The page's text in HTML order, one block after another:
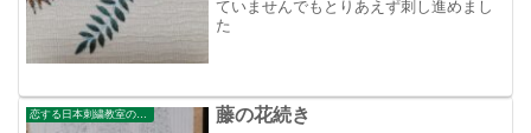
ていませんでもとりあえず刺し進めまし
た
恋する日本刺繍教室のブログ 藤の花続き